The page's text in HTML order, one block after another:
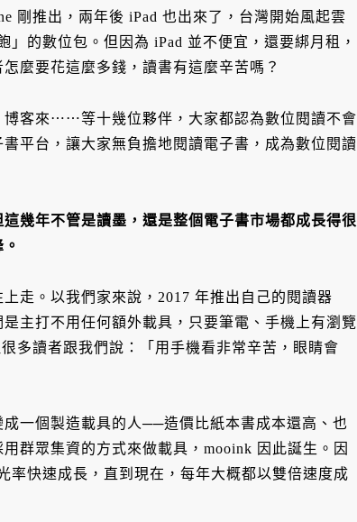
剛推出，兩年後 iPad 也出來了，台灣開始風起雲
的數位包。但因為 iPad 並不便宜，還要綁月租，
麼要花這麼多錢，讀書有這麼辛苦嗎？
博客來⋯⋯等十幾位夥伴，大家都認為數位閱讀不會
平台，讓大家無負擔地閱讀電子書，成為數位閱讀
幾年不管是讀墨，還是整個電子書市場都成長得很
走。以我們家來說，2017 年推出自己的閱讀器
主打不用任何額外載具，只要筆電、手機上有瀏覽
多讀者跟我們說：「用手機看非常辛苦，眼睛會
一個製造載具的人──造價比紙本書成本還高、也
群眾集資的方式來做載具，mooink 因此誕生。因
率快速成長，直到現在，每年大概都以雙倍速度成